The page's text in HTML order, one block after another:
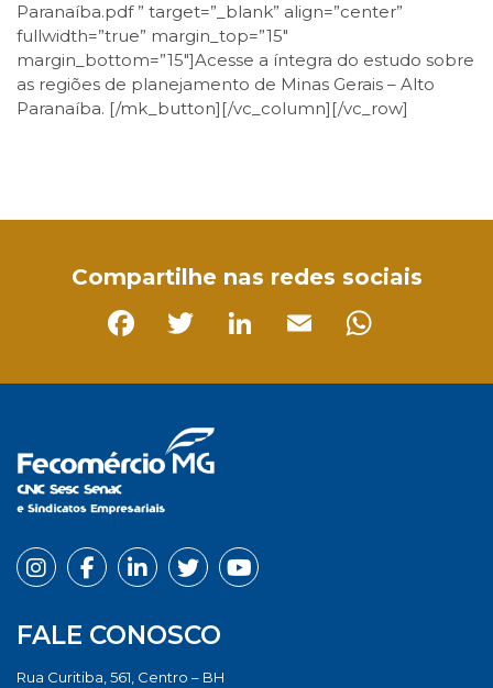
Paranaíba.pdf ” target=”_blank” align=”center”
fullwidth=”true” margin_top=”15″
margin_bottom=”15″]Acesse a íntegra do estudo sobre
as regiões de planejamento de Minas Gerais – Alto
Paranaíba. [/mk_button][/vc_column][/vc_row]
Compartilhe nas redes sociais
FALE CONOSCO
Rua Curitiba, 561, Centro – BH